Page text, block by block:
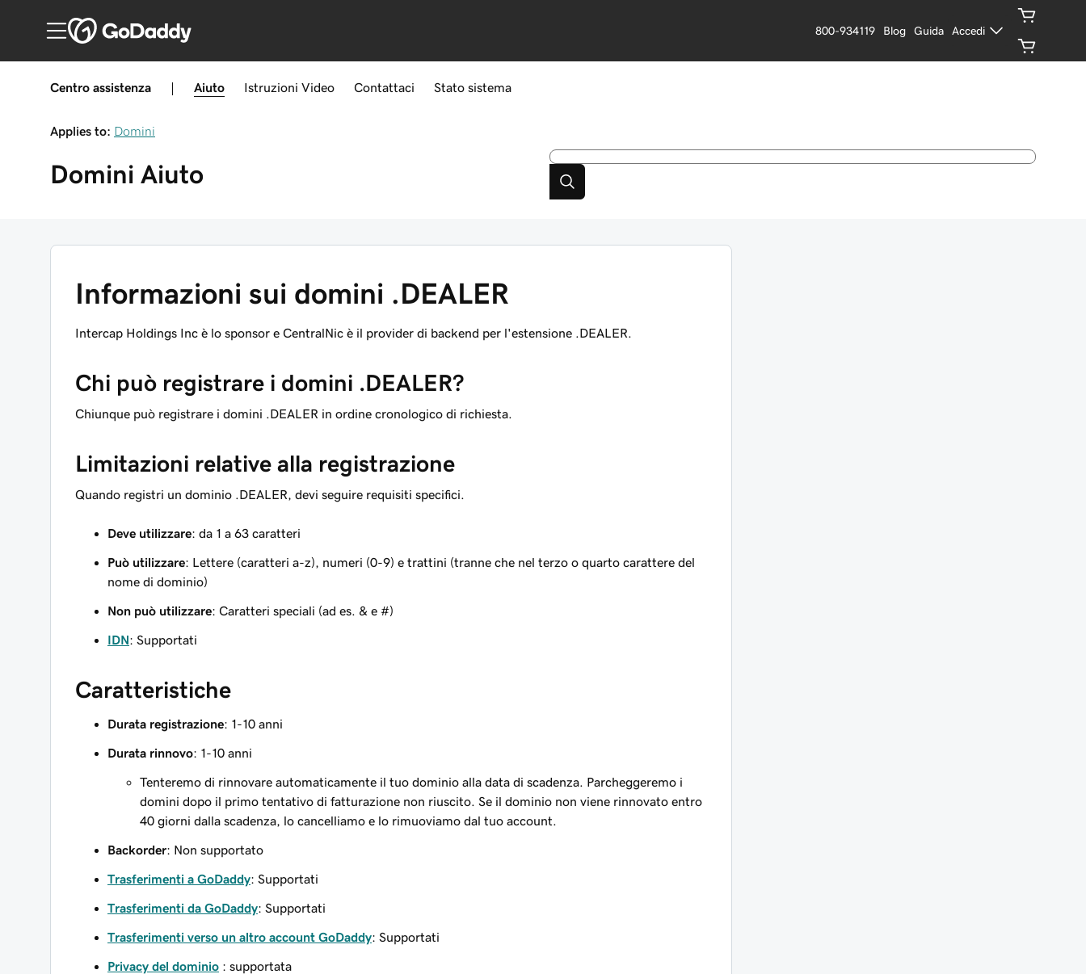
800-934119 Blog Guida Accedi
Centro assistenza Aiuto Istruzioni Video Contattaci Stato sistema
Applies to: Domini
Domini Aiuto
Informazioni sui domini .DEALER
Intercap Holdings Inc è lo sponsor e CentralNic è il provider di backend per l'estensione .DEALER.
Chi può registrare i domini .DEALER?
Chiunque può registrare i domini .DEALER in ordine cronologico di richiesta.
Limitazioni relative alla registrazione
Quando registri un dominio .DEALER, devi seguire requisiti specifici.
Deve utilizzare: da 1 a 63 caratteri
Può utilizzare: Lettere (caratteri a-z), numeri (0-9) e trattini (tranne che nel terzo o quarto carattere del
nome di dominio)
Non può utilizzare: Caratteri speciali (ad es. & e #)
IDN: Supportati
Caratteristiche
Durata registrazione: 1-10 anni
Durata rinnovo: 1-10 anni
Tenteremo di rinnovare automaticamente il tuo dominio alla data di scadenza. Parcheggeremo i
domini dopo il primo tentativo di fatturazione non riuscito. Se il dominio non viene rinnovato entro
40 giorni dalla scadenza, lo cancelliamo e lo rimuoviamo dal tuo account.
Backorder: Non supportato
Trasferimenti a GoDaddy: Supportati
Trasferimenti da GoDaddy: Supportati
Trasferimenti verso un altro account GoDaddy: Supportati
Privacy del dominio : supportata